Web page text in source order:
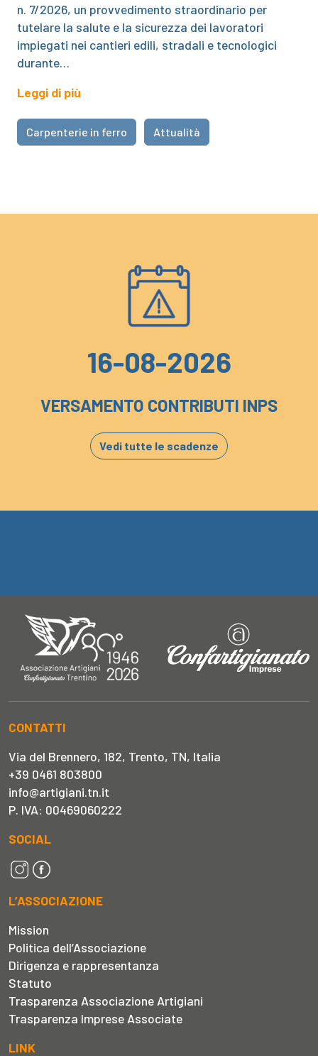
n. 7/2026, un provvedimento straordinario per
tutelare la salute e la sicurezza dei lavoratori
impiegati nei cantieri edili, stradali e tecnologici
durante…
Leggi di più
Carpenterie in ferro Attualità
16-08-2026
VERSAMENTO CONTRIBUTI INPS
Vedi tutte le scadenze
CONTATTI
Via del Brennero, 182, Trento, TN, Italia
+39 0461 803800
info@artigiani.tn.it
P. IVA: 00469060222
SOCIAL
L’ASSOCIAZIONE
Mission
Politica dell’Associazione
Dirigenza e rappresentanza
Statuto
Trasparenza Associazione Artigiani
Trasparenza Imprese Associate
LINK